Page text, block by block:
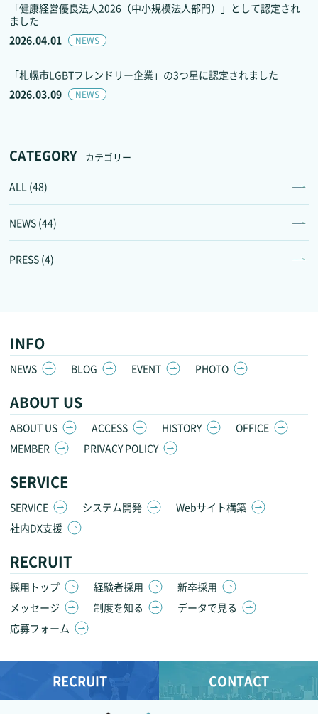
2026.04.01 NEWS
「健康経営優良法人2026（中小規模法人部門）」として認定され
ました
2026.03.09 NEWS
「札幌市LGBTフレンドリー企業」の3つ星に認定されました
CATEGORY カテゴリー
ALL (48)
NEWS (44)
PRESS (4)
INFO
NEWS BLOG EVENT PHOTO
ABOUT US
ABOUT US ACCESS HISTORY
OFFICE
MEMBER
PRIVACY POLICY
SERVICE
SERVICE システム開発
Webサイト構築
社内DX支援
RECRUIT
採用トップ 経験者採用
新卒採用
メッセージ
制度を知る
データで見る
応募フォーム
RECRUIT CONTACT